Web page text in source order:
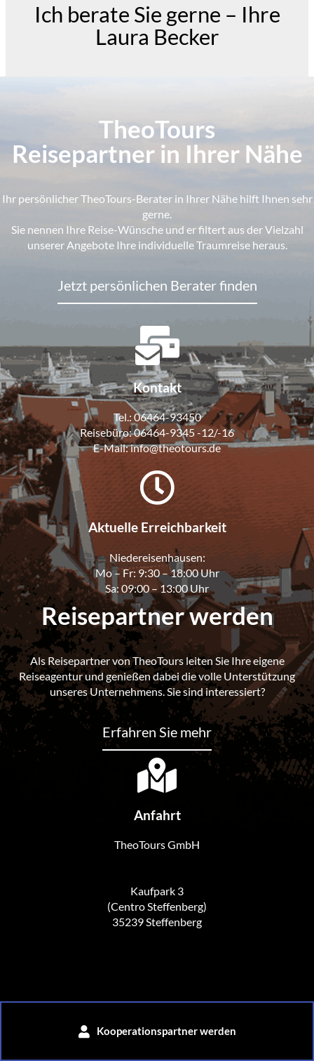
Ich berate Sie gerne – Ihre
Laura Becker
TheoTours
Reisepartner in Ihrer Nähe
Ihr persönlicher TheoTours-Berater in Ihrer Nähe hilft Ihnen sehr
gerne.
Sie nennen Ihre Reise-Wünsche und er filtert aus der Vielzahl
unserer Angebote Ihre individuelle Traumreise heraus.
Jetzt persönlichen Berater finden
Kontakt
Tel.: 06464-93450
Reisebüro:06464-9345 -12/-16
E-Mail:info@theotours.de
Aktuelle Erreichbarkeit
Niedereisenhausen:
Mo – Fr: 9:30 – 18:00 Uhr
Sa: 09:00 – 13:00 Uhr
Reisepartner werden
Als Reisepartner von TheoTours leiten Sie Ihre eigene
Reiseagentur und genießen dabei die volle Unterstützung
unseres Unternehmens. Sie sind interessiert?
Erfahren Sie mehr
Anfahrt
TheoTours GmbH
Kaufpark 3
(Centro Steffenberg)
35239 Steffenberg
Kooperationspartner werden